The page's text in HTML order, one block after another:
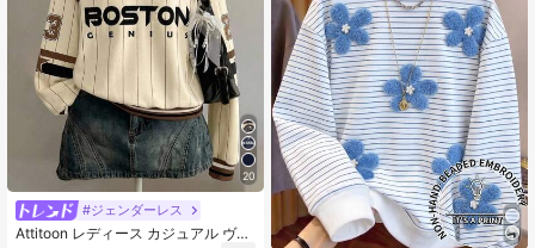
20
#ジェンダーレス
Attitoon レディース カジュアル ヴィ